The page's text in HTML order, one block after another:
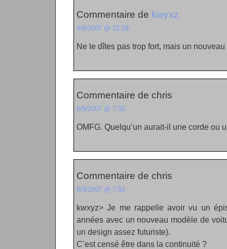
Commentaire de kwyxz
4/9/2007 @ 22:28
Ne le dîtes pas trop fort, mais un
Commentaire de chris
6/9/2007 @ 7:50
OMFG. Quelqu’un aurait-il une corde ou
Commentaire de chris
6/9/2007 @ 7:53
kwxyz> Je me rappelle avoir vu un
années avec un nouveau modèle de
un design assez futuriste).
C’est censé être dans la continuité ?